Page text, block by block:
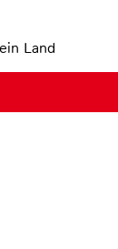
Land